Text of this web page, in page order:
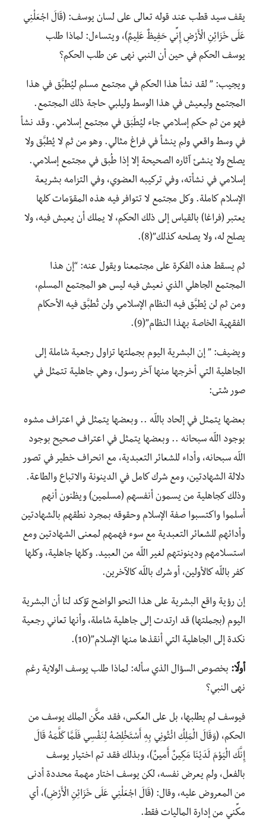
يقف سيد قطب عند قوله تعالى على لسان يوسف: (قَالَ اجْعَلْنِي
عَلَى خَزَائِنِ الْأَرْضِ إِنِّي حَفِيظٌ عَلِيمٌ)، ويتساءل: لماذا طلب
يوسف الحكم في حين أن النبي نهى عن طلب الحكم؟
ويجيب: ” لقد نشأ هذا الحكم في مجتمع مسلم ليُطبَّق في هذا
المجتمع وليعيش في هذا الوسط وليلبي حاجة ذلك المجتمع.
فهو من ثم حكم إسلامي جاء ليُطَبَق في مجتمع إسلامي. وقد نشأ
في وسط واقعي ولم ينشأ في فراغ مثالي. وهو من ثم لا يُطبَّق ولا
يصلح ولا ينشئ آثاره الصحيحة إلا إذا طُبق في مجتمع إسلامي.
إسلامي في نشأته، وفي تركيبه العضوي، وفي التزامه بشريعة
الإسلام كاملة. وكل مجتمع لا تتوافر فيه هذه المقوّمات كلها
يعتبر (فراغا) بالقياس إلى ذلك الحكم، لا يملك أن يعيش فيه، ولا
يصلح له، ولا يصلحه كذلك”(8).
ثم يسقط هذه الفكرة على مجتمعنا ويقول عنه: “إن هذا
المجتمع الجاهلي الذي نعيش فيه ليس هو المجتمع المسلم،
ومن ثم لن يُطبَّق فيه النظام الإسلامي ولن تُطبَّق فيه الأحكام
الفقهية الخاصة بهذا النظام”(9).
ويضيف: ” إن البشرية اليوم بجملتها تزاول رجعية شاملة إلى
الجاهلية التي أخرجها منها آخر رسول، وهي جاهلية تتمثل في
صور شتى:
بعضها يتمثل في إلحاد باللّه .. وبعضها يتمثل في اعتراف مشوه
بوجود اللّه سبحانه .. وبعضها يتمثل في اعتراف صحيح بوجود
اللّه سبحانه، وأداء للشعائر التعبدية، مع انحراف خطير في تصور
دلالة الشهادتين، ومع شرك كامل في الدينونة والاتباع والطاعة.
وذلك كجاهلية من يسمون أنفسهم (مسلمين) ويظنون أنهم
أسلموا واكتسبوا صفة الإسلام وحقوقه بمجرد نطقهم بالشهادتين
وأدائهم للشعائر التعبدية مع سوء فهمهم لمعنى الشهادتين ومع
استسلامهم ودينونتهم لغير اللّه من العبيد. وكلها جاهلية، وكلها
كفر باللّه كالأولين، أو شرك باللّه كالآخرين.
إن رؤية واقع البشرية على هذا النحو الواضح تؤكد لنا أن البشرية
اليوم (بجملتها) قد ارتدت إلى جاهلية شاملة، وأنها تعاني رجعية
نكدة إلى الجاهلية التي أنقذها منها الإسلام”(10).
أولًا: بخصوص السؤال الذي سأله: لماذا طلب يوسف الولاية رغم
نهى النبي؟
فيوسف لم يطلبها، بل على العكس، فقد مكَّن الملك يوسف من
الحكم، (وَقَالَ الْمَلِكُ ائْتُونِي بِهِ أَسْتَخْلِصْهُ لِنَفْسِي فَلَمَّا كَلَّمَهُ قَالَ
إِنَّكَ الْيَوْمَ لَدَيْنَا مَكِينٌ أَمِينٌ)، وبذلك فقد تم اختيار يوسف
بالفعل، ولم يعرض نفسه، لكن يوسف اختار مهمة محددة أدنى
من المعروض عليه، وقال: (قَالَ اجْعَلْنِي عَلَى خَزَائِنِ الْأَرْضِ)، أي
مكِّني من إدارة الماليات فقط.